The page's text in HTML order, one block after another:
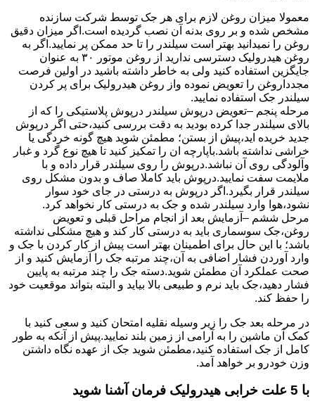
معمولا میزان روغن لازم برای هر جک توسط شرکت سازنده
مشخص شده و بر روی بدنه آن نصب گردیده است.اگر میزان دقیق
روغن را نمیدانید بهتر است سیلندر را تا حد ممکن پر نمایید.اگر به
روغن هیدرولیک دسترسی ندارید از روغن موتور ۳۰ به عنوان
جایگزین استفاده کنید ولی به خاطر داشته باشید در اولین فرصت
مجدداروغن را تعویض نموده واز روغن هیدرولیک برای پر کردن
سیلندر جک استفاده نمایید.
مرحله پنجم –تعویض درپوش سیلندر درپوش پلاستیکی را که از
بالای سیلندر جدا کرده بودید به دقت بررسی کنید،حتی اگر درپوش
جدید خریده اید،پیش از بستن؛ مطمئن شوید هیچ گونه خردگی یا
خراشی نداشته باشد.باپارچه ان را تمکیز کنید تا هیچ نوع گرد و غبار
وآلودگی روی آن نباشد.درپوش را روی سیلندر قرار داده و با
ملایمت سفت نمایید.درپوش باید کاملا صاف و بدون مشکل روی
سیلندر قرار بگیرد.اگر درپوش به درستی در جای خود سوار
نشود،هوا وارد سیلندر شده و جک به درستی کار نخواهد کرد.
مرحل ششم –آزمایش بعد از انجام مراحل قبلی و تعویض
روغن،جک سوسماری باید به درستی کار کند و هیچ مشکلی نداشته
باشد؛ با این حال برای اطمینان بهتر است پیش از کار کردن با جک و
وارد آوردن فشار اضافی به آن،چند مرتبه جک را آزمایش کنید و از
صحت عملکرد آن مطمئن شوید.دسته جک را چند مرتبه به پایین
فشار دهید،جک باید نرم و طبیعی بالا بیاید و البته بتواند موقعیت خود
را حفظ کند.
در مرحله بعد جک را زیر وسیله نقلیه امتحان کنید و سعی کنید با
کمک آن ماشین را به آرامی از زمین بلند نمایید.پیش از آنکه به طور
کامل از جک استفاده کنید،مطمئن شوید جک از عهده نگاه داشتن
وزن خودرو بر خواهد آمد.
با 5 علت خرابی هیدرولیک فرمان آشنا شوید